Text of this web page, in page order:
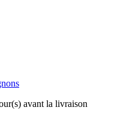
avant la livraison